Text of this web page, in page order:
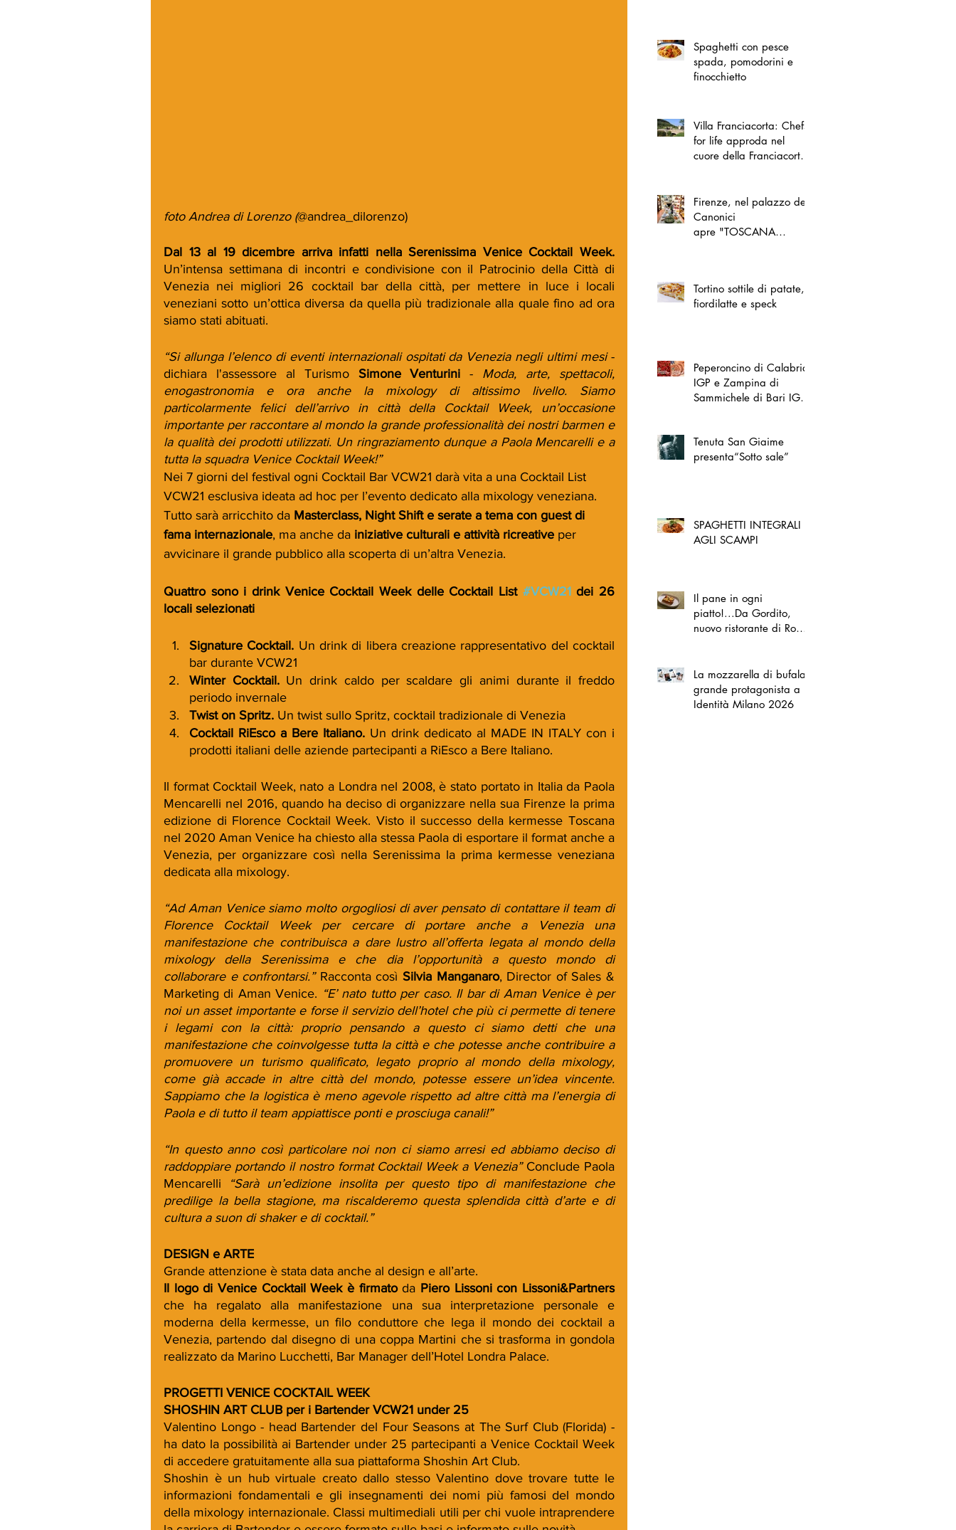
foto Andrea di Lorenzo (@andrea_dilorenzo)
Un’intensa settimana di incontri e condivisione con il Patrocinio della Città di
Venezia nei migliori 26 cocktail bar della città, per mettere in luce i locali
veneziani sotto un’ottica diversa da quella più tradizionale alla quale fino ad ora
siamo stati abituati.
“Si allunga l’elenco di eventi internazionali ospitati da Venezia negli ultimi mesi -
dichiara l'assessore al Turismo Simone Venturini - Moda, arte, spettacoli,
enogastronomia e ora anche la mixology di altissimo livello. Siamo
particolarmente felici dell’arrivo in città della Cocktail Week, un’occasione
importante per raccontare al mondo la grande professionalità dei nostri barmen e
la qualità dei prodotti utilizzati. Un ringraziamento dunque a Paola Mencarelli e a
tutta la squadra Venice Cocktail Week!”
Nei 7 giorni del festival ogni Cocktail Bar VCW21 darà vita a una Cocktail List
VCW21 esclusiva ideata ad hoc per l’evento dedicato alla mixology veneziana.
Tutto sarà arricchito da Masterclass, Night Shift e serate a tema con guest di
fama internazionale, ma anche da iniziative culturali e attività ricreative per
avvicinare il grande pubblico alla scoperta di un’altra Venezia.
Quattro sono i drink Venice Cocktail Week delle Cocktail List #VCW21 dei 26
locali selezionati
Signature Cocktail. Un drink di libera creazione rappresentativo del cocktail
bar durante VCW21
Winter Cocktail. Un drink caldo per scaldare gli animi durante il freddo
periodo invernale
Twist on Spritz. Un twist sullo Spritz, cocktail tradizionale di Venezia
Cocktail RiEsco a Bere Italiano. Un drink dedicato al MADE IN ITALY con i
prodotti italiani delle aziende partecipanti a RiEsco a Bere Italiano.
Il format Cocktail Week, nato a Londra nel 2008, è stato portato in Italia da Paola
Mencarelli nel 2016, quando ha deciso di organizzare nella sua Firenze la prima
edizione di Florence Cocktail Week. Visto il successo della kermesse Toscana
nel 2020 Aman Venice ha chiesto alla stessa Paola di esportare il format anche a
Venezia, per organizzare così nella Serenissima la prima kermesse veneziana
dedicata alla mixology.
“Ad Aman Venice siamo molto orgogliosi di aver pensato di contattare il team di
Florence Cocktail Week per cercare di portare anche a Venezia una
manifestazione che contribuisca a dare lustro all’offerta legata al mondo della
mixology della Serenissima e che dia l’opportunità a questo mondo di
collaborare e confrontarsi.” Racconta così Silvia Manganaro, Director of Sales &
Marketing di Aman Venice. “E’ nato tutto per caso. Il bar di Aman Venice è per
noi un asset importante e forse il servizio dell’hotel che più ci permette di tenere
i legami con la città: proprio pensando a questo ci siamo detti che una
manifestazione che coinvolgesse tutta la città e che potesse anche contribuire a
promuovere un turismo qualificato, legato proprio al mondo della mixology,
come già accade in altre città del mondo, potesse essere un’idea vincente.
Sappiamo che la logistica è meno agevole rispetto ad altre città ma l’energia di
Paola e di tutto il team appiattisce ponti e prosciuga canali!”
“In questo anno così particolare noi non ci siamo arresi ed abbiamo deciso di
raddoppiare portando il nostro format Cocktail Week a Venezia” Conclude Paola
Mencarelli
“Sarà un’edizione insolita per questo tipo di manifestazione che
predilige la bella stagione, ma riscalderemo questa splendida città d’arte e di
cultura a suon di shaker e di cocktail.”
DESIGN e ARTE
Grande attenzione è stata data anche al design e all’arte.
Il logo di Venice Cocktail Week è firmato da
Piero Lissoni con Lissoni&Partners
che ha regalato alla manifestazione una sua interpretazione personale e
moderna della kermesse, un filo conduttore che lega il mondo dei cocktail a
Venezia, partendo dal disegno di una coppa Martini che si trasforma in gondola
realizzato da Marino Lucchetti, Bar Manager dell’Hotel Londra Palace.
PROGETTI VENICE COCKTAIL WEEK
SHOSHIN ART CLUB per i Bartender VCW21 under 25
Valentino Longo - head Bartender del Four Seasons at The Surf Club (Florida) -
ha dato la possibilità ai Bartender under 25 partecipanti a Venice Cocktail Week
di accedere gratuitamente alla sua piattaforma Shoshin Art Club.
Shoshin è un hub virtuale creato dallo stesso Valentino dove trovare tutte le
informazioni fondamentali e gli insegnamenti dei nomi più famosi del mondo
della mixology internazionale. Classi multimediali utili per chi vuole intraprendere
Spaghetti con pesce
spada, pomodorini e
finocchietto
Villa Franciacorta: Chefs
for life approda nel
cuore della Franciacorta,
Firenze, nel palazzo dei
Canonici
apre "TOSCANA
Tortino sottile di patate,
fiordilatte e speck
Peperoncino di Calabria
IGP e Zampina di
Sammichele di Bari IGP
Tenuta San Giaime
presenta“Sotto sale”
SPAGHETTI INTEGRALI
AGLI SCAMPI
Il pane in ogni
piatto!...Da Gordito,
nuovo ristorante di Roma
La mozzarella di bufala
grande protagonista a
Identità Milano 2026